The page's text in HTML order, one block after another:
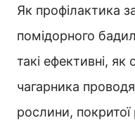
Як профілактика
помідорного
такі ефективні,
чагарника
рослини, покритої